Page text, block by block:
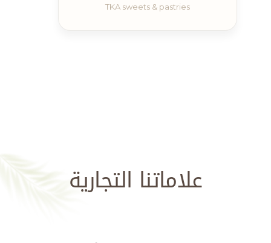
TKA sweets & pastries
علاماتنا التجارية